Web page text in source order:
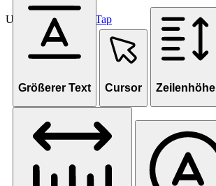
Unterstützt von OneTap
Größerer Text Cursor Zeilenhöhe